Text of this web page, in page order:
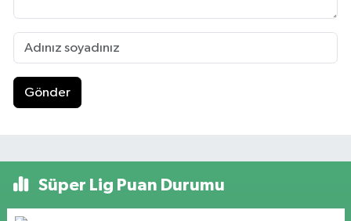
Gönder
Süper Lig Puan Durumu